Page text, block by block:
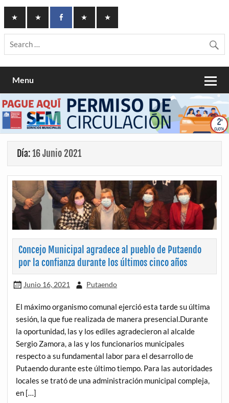
Menu
Día:16 Junio 2021
Concejo Municipal agradece al pueblo de Putaendo
por la confianza durante los últimos cinco años
Junio 16, 2021 Putaendo
El máximo organismo comunal ejerció esta tarde su última
sesión, la que fue realizada de manera presencial.Durante
la oportunidad, las y los ediles agradecieron al alcalde
Sergio Zamora, a las y los funcionarios municipales
respecto a su fundamental labor para el desarrollo de
Putaendo durante este último tiempo. Para las autoridades
locales se trató de una administración municipal compleja,
en […]